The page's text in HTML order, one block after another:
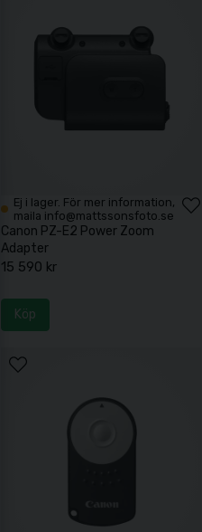
Ej i lager. För mer information,
maila info@mattssonsfoto.se
Canon PZ-E2 Power Zoom
Adapter
15 590 kr
Köp